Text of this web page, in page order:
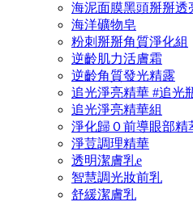
海泥面膜黑頭掰掰透
海洋礦物皂
粉刺掰掰角質淨化組
逆齡肌力活膚霜
逆齡角質發光精露
追光淨亮精華 #追光
追光淨亮精華組
淨化歸０前導眼部精
淨荳調理精華
透明潔膚乳e
智慧調光妝前乳
舒緩潔膚乳